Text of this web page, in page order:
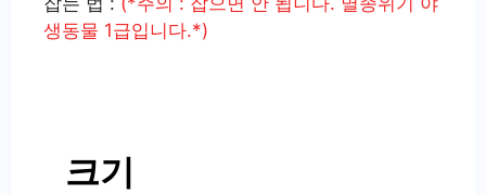
생동물 1급입니다.*)
크기